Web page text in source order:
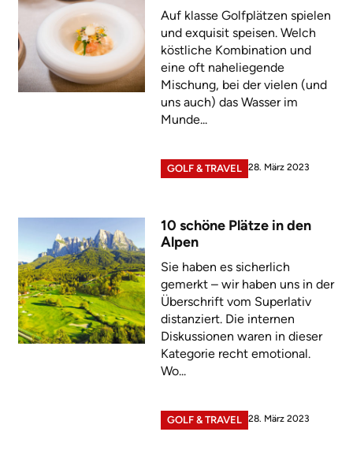
Auf klasse Golfplätzen spielen
und exquisit speisen. Welch
köstliche Kombination und
eine oft naheliegende
Mischung, bei der vielen (und
uns auch) das Wasser im
Munde...
GOLF & TRAVEL 28. März 2023
10 schöne Plätze in den
Alpen
Sie haben es sicherlich
gemerkt – wir haben uns in der
Überschrift vom Superlativ
distanziert. Die internen
Diskussionen waren in dieser
Kategorie recht emotional.
Wo...
GOLF & TRAVEL 28. März 2023